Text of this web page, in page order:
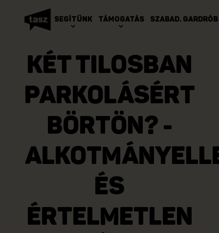
SEGÍTÜNK TÁMOGATÁS SZABAD. GARDRÓB
KÉT TILOSBAN
PARKOLÁSÉRT
BÖRTÖN? -
ÉS
ÉRTELMETLEN